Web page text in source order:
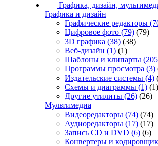
Графика, дизайн,
Графика и дизайн
Графические редакторы
Цифровое фото (79) (79)
3D графика (38) (38)
Веб-дизайн (1) (1)
Шаблоны и клипарты
Программы просмотра (3)
Издательские системы (4)
Схемы и диаграммы (1) (1)
Другие утилиты (26) (26)
Мультимедиа
Видеоредакторы (74) (74)
Аудиоредакторы (17) (17)
Запись CD и DVD (6) (6)
Конвертеры и